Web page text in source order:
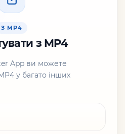
З MP4
з MP4
App ви можете
у багато інших